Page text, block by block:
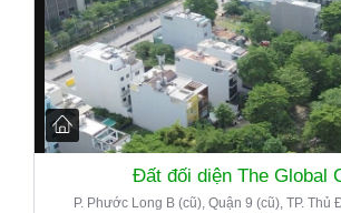
Đất đối diện The Global
P. Phước Long B (cũ), Quận 9 (cũ), TP. Thủ